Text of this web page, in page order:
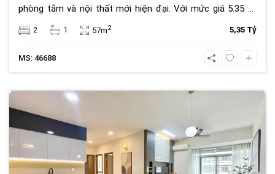
phòng tắm và nội thất mới hiện đại. Với mức giá 5.35 tỷ
đồng, đây là lựa chọn an cư lý tưởng hoặc đầu tư cho
thuê sinh lời cao trong cộng đồng văn minh.
2 1 57m2 5,35 Tỷ
MS: 46688